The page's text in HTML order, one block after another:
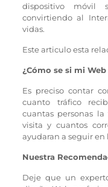
dispositivo móvil
convirtiendo al
vidas.
Este articulo esta
¿Cómo se si mi
Es preciso contar
cuanto tráfico
cuantas personas
visita y cuantos
ayudaran a seguir en
Nuestra
Deje que un